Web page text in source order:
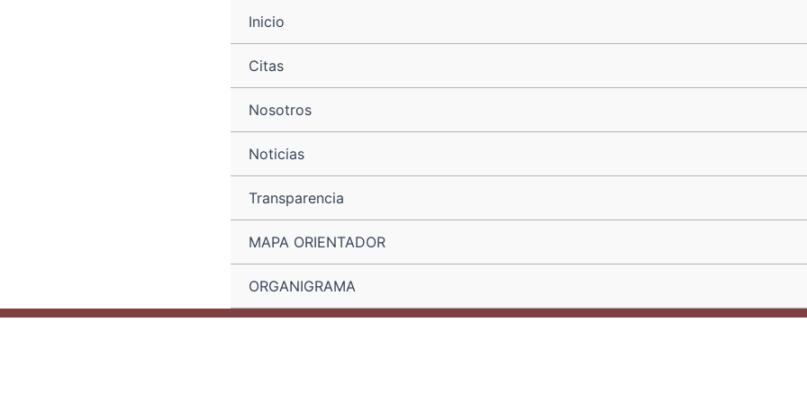
Inicio
Citas
Nosotros
Noticias
Transparencia
MAPA ORIENTADOR
ORGANIGRAMA